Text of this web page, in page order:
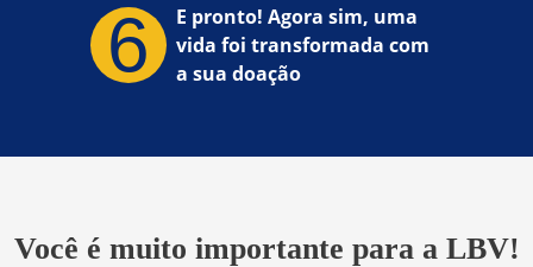
6
E pronto! Agora sim, uma
vida foi transformada com
a sua doação
Você é muito importante para a LBV!